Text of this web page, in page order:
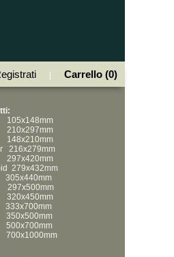
Carrello (0)
105x148mm
210x297mm
148x210mm
216x279mm
297x420mm
279x432mm
305x440mm
297x500mm
320x450mm
333x700mm
350x500mm
500x700mm
700x1000mm